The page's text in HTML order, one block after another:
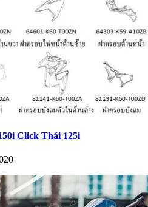
Click Thái 125i